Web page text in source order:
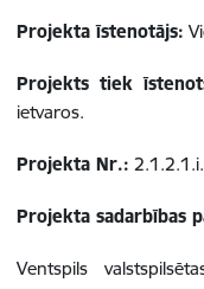
Projekta īstenotājs:
Projekts tiek
ietvaros.
Projekta Nr.:
Projekta sadarbības
Ventspils